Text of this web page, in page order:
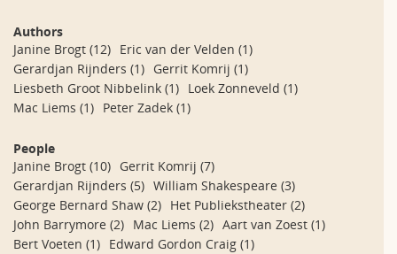
Authors
Janine Brogt (12) Eric van der Velden (1)
Gerardjan Rijnders (1) Gerrit Komrij (1)
Liesbeth Groot Nibbelink (1) Loek Zonneveld (1)
Mac Liems (1) Peter Zadek (1)
People
Janine Brogt (10) Gerrit Komrij (7)
Gerardjan Rijnders (5) William Shakespeare (3)
George Bernard Shaw (2) Het Publiekstheater (2)
John Barrymore (2) Mac Liems (2) Aart van Zoest (1)
Bert Voeten (1) Edward Gordon Craig (1)